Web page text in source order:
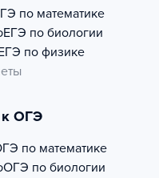
по математике
ЕГЭ по биологии
по физике
к ОГЭ
по математике
ОГЭ по биологии